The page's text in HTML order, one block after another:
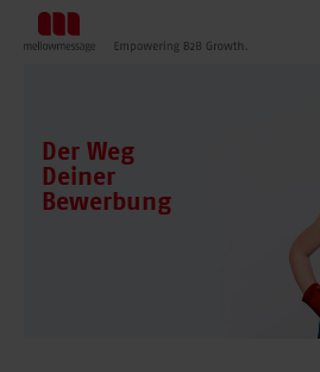
AGENTUR
Der Weg
Deiner
Bewerbung